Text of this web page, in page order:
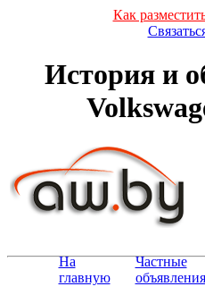
Как
История и
На
главную
Частные
объявления